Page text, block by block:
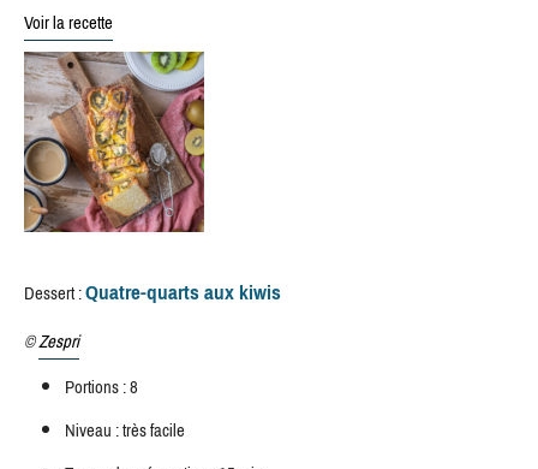
Voir la recette
Dessert :Quatre-quarts aux kiwis
©Zespri
Portions : 8
Niveau : très facile